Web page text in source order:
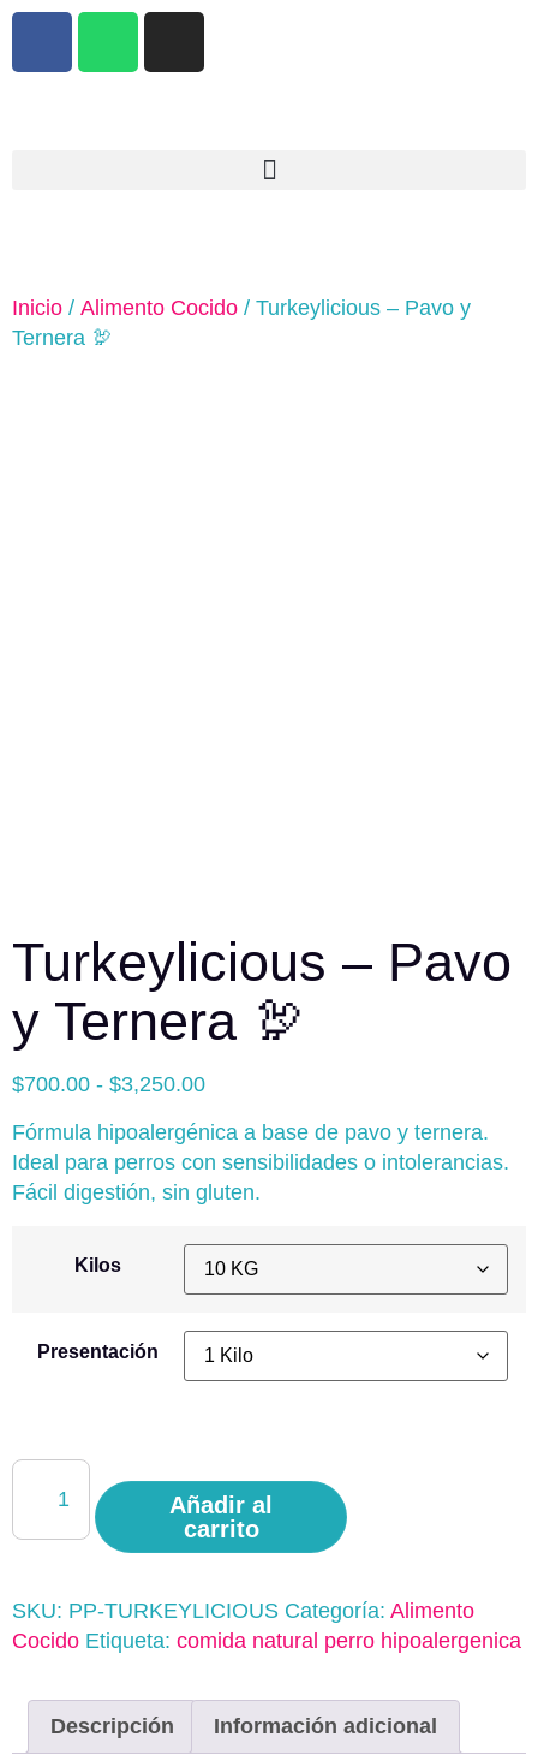
Inicio / Alimento Cocido / Turkeylicious – Pavo y
Ternera 🦃
Turkeylicious – Pavo
y Ternera 🦃
$700.00 - $3,250.00
Fórmula hipoalergénica a base de pavo y ternera.
Ideal para perros con sensibilidades o intolerancias.
Fácil digestión, sin gluten.
Kilos
Presentación
Añadir al
carrito
SKU: PP-TURKEYLICIOUS Categoría: Alimento
Cocido Etiqueta: comida natural perro hipoalergenica
Descripción Información adicional